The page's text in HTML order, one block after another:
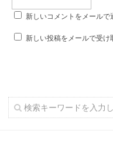
新しいコメントをメールで
新しい投稿をメールで受け